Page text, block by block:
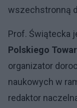
wszechstronną
Prof. Świątecka
Polskiego
organizator
naukowych w
redaktor